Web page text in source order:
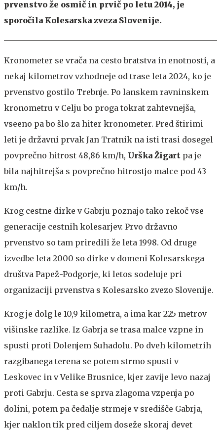
prvenstvo že osmič in prvič po letu 2014, je
sporočila Kolesarska zveza Slovenije.
Kronometer se vrača na cesto bratstva in enotnosti, a
nekaj kilometrov vzhodneje od trase leta 2024, ko je
prvenstvo gostilo Trebnje. Po lanskem ravninskem
kronometru v Celju bo proga tokrat zahtevnejša,
vseeno pa bo šlo za hiter kronometer. Pred štirimi
leti je državni prvak Jan Tratnik na isti trasi dosegel
povprečno hitrost 48,86 km/h, Urška Žigart pa je
bila najhitrejša s povprečno hitrostjo malce pod 43
km/h.
Krog cestne dirke v Gabrju poznajo tako rekoč vse
generacije cestnih kolesarjev. Prvo državno
prvenstvo so tam priredili že leta 1998. Od druge
izvedbe leta 2000 so dirke v domeni Kolesarskega
društva Papež-Podgorje, ki letos sodeluje pri
organizaciji prvenstva s Kolesarsko zvezo Slovenije.
Krog je dolg le 10,9 kilometra, a ima kar 225 metrov
višinske razlike. Iz Gabrja se trasa malce vzpne in
spusti proti Dolenjem Suhadolu. Po dveh kilometrih
razgibanega terena se potem strmo spusti v
Leskovec in v Velike Brusnice, kjer zavije levo nazaj
proti Gabrju. Cesta se sprva zlagoma vzpenja po
dolini, potem pa čedalje strmeje v središče Gabrja,
kjer naklon tik pred ciljem doseže skoraj devet